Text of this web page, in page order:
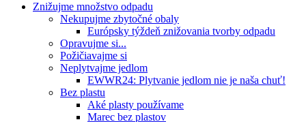
Znižujme množstvo odpadu
Nekupujme zbytočné obaly
Európsky týždeň znižovania tvorby odpadu
Opravujme si...
Požičiavajme si
Neplytvajme jedlom
EWWR24: Plytvanie jedlom nie je naša chuť!
Bez plastu
Aké plasty používame
Marec bez plastov